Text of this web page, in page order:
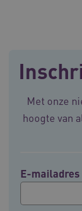
Met onze
hoogte van
E-mailadres